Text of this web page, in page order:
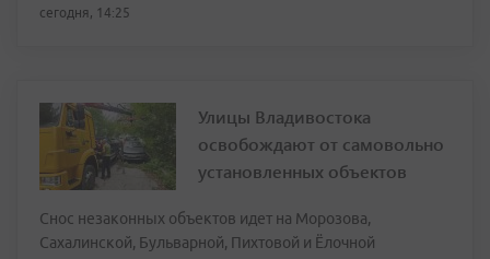
сегодня, 14:25
Улицы Владивостока
освобождают от самовольно
установленных объектов
Снос незаконных объектов идет на Морозова,
Сахалинской, Бульварной, Пихтовой и Ёлочной